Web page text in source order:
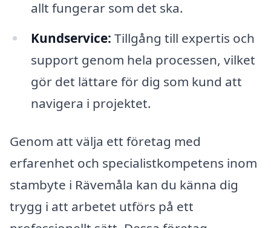
allt fungerar som det ska.
Kundservice: Tillgång till expertis och
support genom hela processen, vilket
gör det lättare för dig som kund att
navigera i projektet.
Genom att välja ett företag med
erfarenhet och specialistkompetens inom
stambyte i Rävemåla kan du känna dig
trygg i att arbetet utförs på ett